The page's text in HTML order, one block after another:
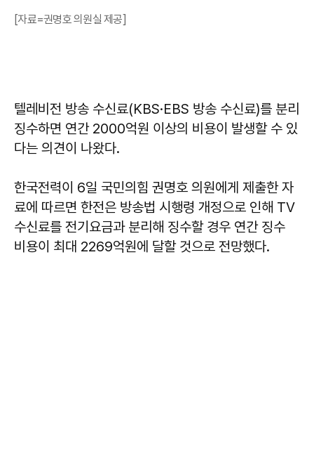
[자료=권명호 의원실 제공]
텔레비전 방송 수신료(KBS·EBS 방송 수신료)를 분리
징수하면 연간 2000억원 이상의 비용이 발생할 수 있
다는 의견이 나왔다.
한국전력이 6일 국민의힘 권명호 의원에게 제출한 자
료에 따르면 한전은 방송법 시행령 개정으로 인해 TV
수신료를 전기요금과 분리해 징수할 경우 연간 징수
비용이 최대 2269억원에 달할 것으로 전망했다.